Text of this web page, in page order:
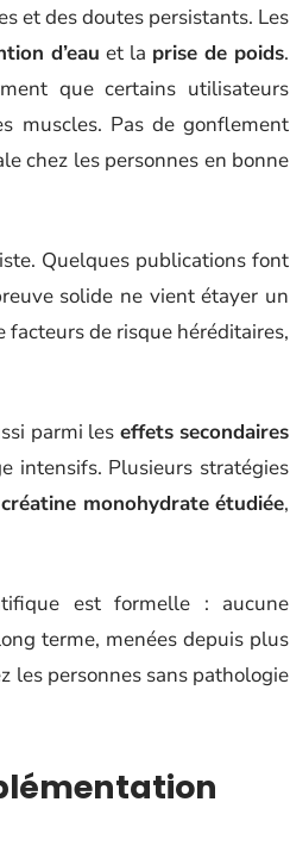
et des doutes persistants. Les
d’eau et la prise de poids.
que certains utilisateurs
muscles. Pas de gonflement
chez les personnes en bonne
Quelques publications font
solide ne vient étayer un
de risque héréditaires,
parmi les effets secondaires
intensifs. Plusieurs stratégies
créatine monohydrate étudiée,
est formelle : aucune
terme, menées depuis plus
les personnes sans pathologie